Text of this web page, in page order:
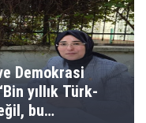
Demokrasi
bu